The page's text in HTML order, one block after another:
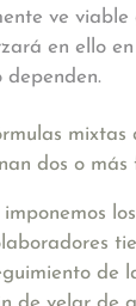
ve
en ello
dependen.
mixtas
dos o más
de